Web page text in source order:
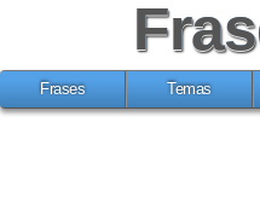
Frases Temas